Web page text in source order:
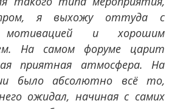
я выхожу оттуда с
мотивацией и хорошим
На самом форуме царит
приятная атмосфера. На
было абсолютно всё то,
ожидал, начиная с самих